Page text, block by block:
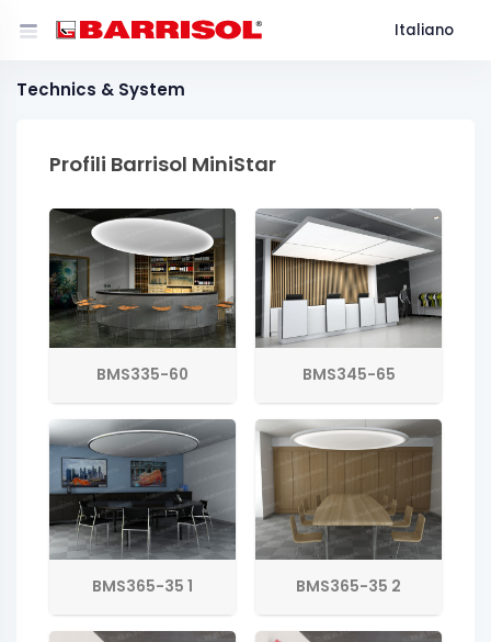
Italiano
Technics & System
Profili Barrisol MiniStar
BMS335-60 BMS345-65
BMS365-35 1 BMS365-35 2